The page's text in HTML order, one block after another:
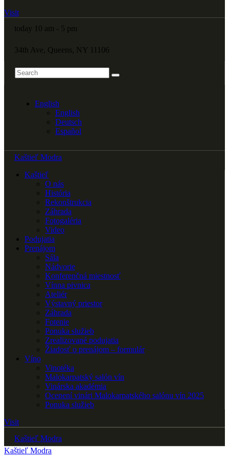
Visit
today 10 am - 5 pm
34th Ave, Queens, NY 11106
English
English
Deutsch
Español
Kaštieľ Modra
Kaštieľ
O nás
História
Rekonštrukcia
Záhrada
Fotogaléria
Video
Podujatia
Prenájom
Sála
Nádvorie
Konferenčná miestnosť
Vínna pivnica
Ateliér
Výstavný priestor
Záhrada
Fotenie
Ponuka služieb
Zrealizované podujatia
Žiadosť o prenájom – formulár
Víno
Vinotéka
Malokarpatský salón vín
Vinárska akadémia
Ocenení vinári Malokarpatského salónu vín 2025
Ponuka služieb
Visit
Kaštieľ Modra
Kaštieľ Modra